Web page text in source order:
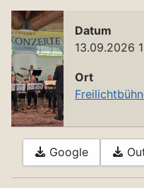
Datum
13.09.2026
Ort
Google